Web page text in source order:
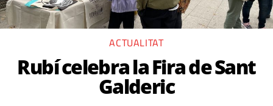
ACTUALITAT
Rubí celebra la Fira de Sant
Galderic